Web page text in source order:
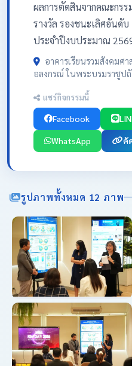
ผลการตัดสินจากคณะกร
รางวัล รองชนะเลิศอันดับ
ประจำปีงบประมาณ
อาคารเรียนรวมสังคมศ
อลงกรณ์ ในพระบรมราชูป
แชร์กิจกรรมนี้
Facebook
WhatsApp คั
รูปภาพทั้งหมด 12 ภาพ